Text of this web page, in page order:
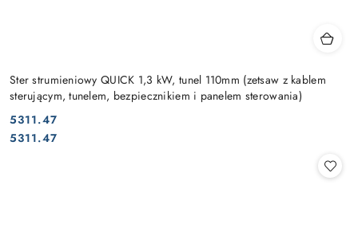
Ster strumieniowy QUICK 1,3 kW, tunel 110mm (zetsaw z kablem
sterującym, tunelem, bezpiecznikiem i panelem sterowania)
Cena:
5311.47
Cena:
5311.47